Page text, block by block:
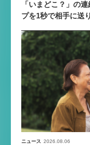
「いまどこ？」の
プを1秒で相手に送
ニュース 2026.08.06